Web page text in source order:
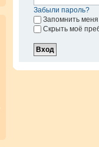
Забыли пароль?
Запомнить меня
Скрыть моё